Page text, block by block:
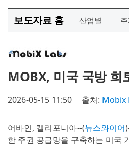
보도자료 홈 산업별
MOBX, 미국 국방 희
2026-05-15 11:50 출처: Mobix
어바인, 캘리포니아--(뉴스와이어
한 주권 공급망을 구축하는 미국